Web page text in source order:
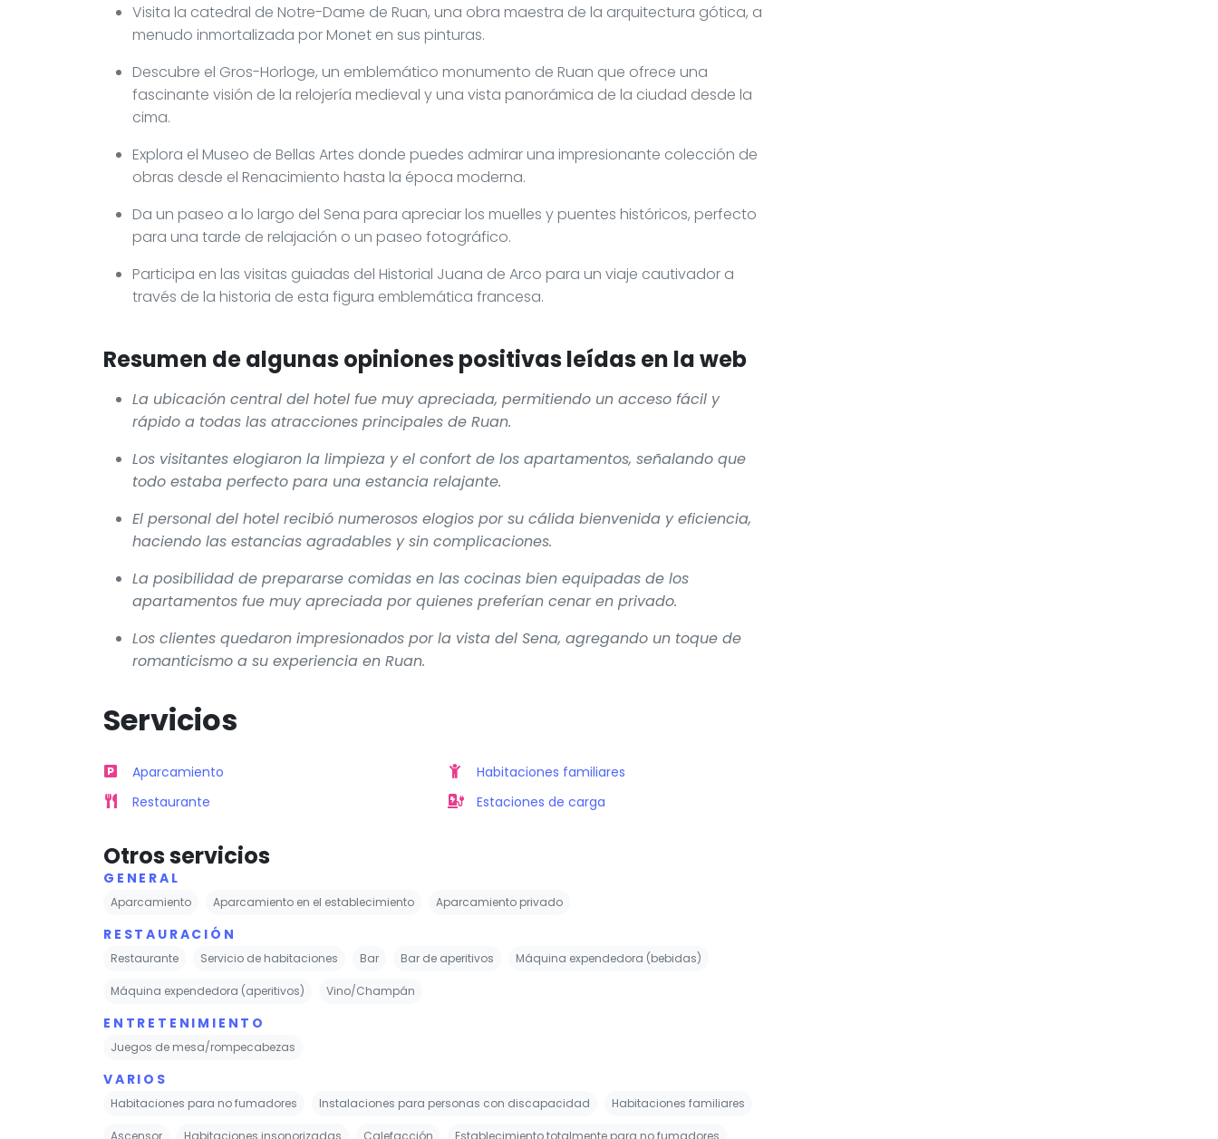
Visita la catedral de Notre-Dame de Ruan, una obra maestra de la arquitectura gótica, a
menudo inmortalizada por Monet en sus pinturas.
Descubre el Gros-Horloge, un emblemático monumento de Ruan que ofrece una
fascinante visión de la relojería medieval y una vista panorámica de la ciudad desde la
cima.
Explora el Museo de Bellas Artes donde puedes admirar una impresionante colección de
obras desde el Renacimiento hasta la época moderna.
Da un paseo a lo largo del Sena para apreciar los muelles y puentes históricos, perfecto
para una tarde de relajación o un paseo fotográfico.
Participa en las visitas guiadas del Historial Juana de Arco para un viaje cautivador a
través de la historia de esta figura emblemática francesa.
Resumen de algunas opiniones positivas leídas en la web
La ubicación central del hotel fue muy apreciada, permitiendo un acceso fácil y
rápido a todas las atracciones principales de Ruan.
Los visitantes elogiaron la limpieza y el confort de los apartamentos, señalando que
todo estaba perfecto para una estancia relajante.
El personal del hotel recibió numerosos elogios por su cálida bienvenida y eficiencia,
haciendo las estancias agradables y sin complicaciones.
La posibilidad de prepararse comidas en las cocinas bien equipadas de los
apartamentos fue muy apreciada por quienes preferían cenar en privado.
Los clientes quedaron impresionados por la vista del Sena, agregando un toque de
romanticismo a su experiencia en Ruan.
Servicios
Aparcamiento
Restaurante
Habitaciones familiares
Estaciones de carga
Otros servicios
GENERAL
Aparcamiento Aparcamiento en el establecimiento Aparcamiento privado
RESTAURACIÓN
Restaurante Servicio de habitaciones Bar Bar de aperitivos Máquina expendedora (bebidas)
Máquina expendedora (aperitivos) Vino/Champán
ENTRETENIMIENTO
Juegos de mesa/rompecabezas
VARIOS
Habitaciones para no fumadores Instalaciones para personas con discapacidad Habitaciones familiares
Ascensor Habitaciones insonorizadas Calefacción Establecimiento totalmente para no fumadores